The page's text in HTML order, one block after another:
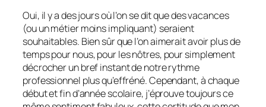
Oui, il y a des jours où l’on se dit que des vacances
(ou un métier moins impliquant) seraient
souhaitables. Bien sûr que l’on aimerait avoir plus de
temps pour nous, pour les nôtres, pour simplement
décrocher un bref instant de notre rythme
professionnel plus qu’effréné. Cependant, à chaque
début et fin d’année scolaire, j’éprouve toujours ce